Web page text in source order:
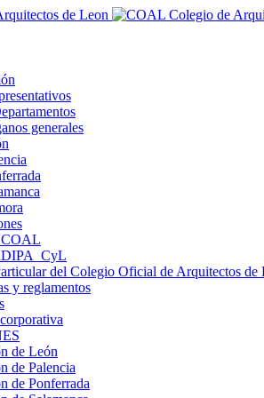
generales
del Colegio Oficial de Arquitectos de
y reglamentos
de León
de Palencia
de Ponferrada